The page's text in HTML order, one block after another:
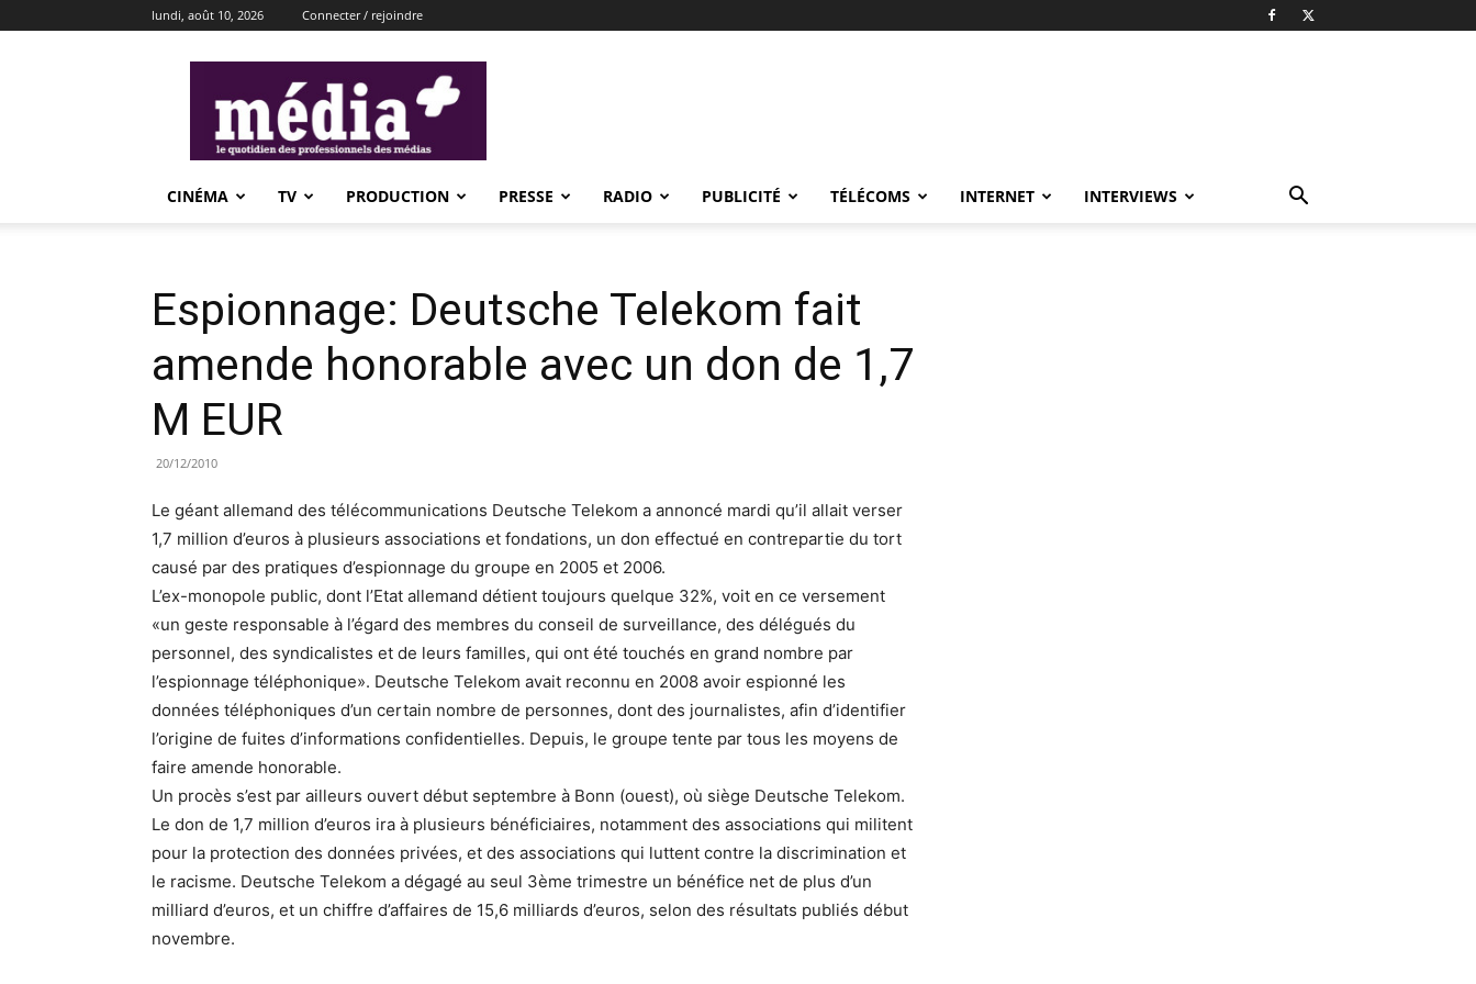
lundi, août 10, 2026 Connecter / rejoindre
CINÉMA TV PRODUCTION PRESSE RADIO PUBLICITÉ TÉLÉCOMS INTERNET INTERVIEWS
Espionnage: Deutsche Telekom fait
amende honorable avec un don de 1,7
M EUR
20/12/2010
Le géant allemand des télécommunications Deutsche Telekom a annoncé mardi qu’il allait verser
1,7 million d’euros à plusieurs associations et fondations, un don effectué en contrepartie du tort
causé par des pratiques d’espionnage du groupe en 2005 et 2006.
L’ex-monopole public, dont l’Etat allemand détient toujours quelque 32%, voit en ce versement
«un geste responsable à l’égard des membres du conseil de surveillance, des délégués du
personnel, des syndicalistes et de leurs familles, qui ont été touchés en grand nombre par
l’espionnage téléphonique». Deutsche Telekom avait reconnu en 2008 avoir espionné les
données téléphoniques d’un certain nombre de personnes, dont des journalistes, afin d’identifier
l’origine de fuites d’informations confidentielles. Depuis, le groupe tente par tous les moyens de
faire amende honorable.
Un procès s’est par ailleurs ouvert début septembre à Bonn (ouest), où siège Deutsche Telekom.
Le don de 1,7 million d’euros ira à plusieurs bénéficiaires, notamment des associations qui militent
pour la protection des données privées, et des associations qui luttent contre la discrimination et
le racisme. Deutsche Telekom a dégagé au seul 3ème trimestre un bénéfice net de plus d’un
milliard d’euros, et un chiffre d’affaires de 15,6 milliards d’euros, selon des résultats publiés début
novembre.